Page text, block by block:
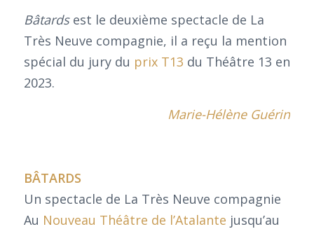
Bâtardsest le deuxième spectacle de La
Très Neuve compagnie, il a reçu la mention
spécial du jury du prix T13 du Théâtre 13 en
2023.
Marie-Hélène Guérin
BÂTARDS
Un spectacle de La Très Neuve compagnie
Au Nouveau Théâtre de l’Atalante jusqu’au